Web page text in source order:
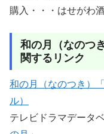
購入・・・はせがわ
和の月（なのつ
関するリンク
和の月（なのつき）
ル）
テレビドラマデー